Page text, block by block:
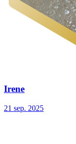
Irene
21 sep. 2025